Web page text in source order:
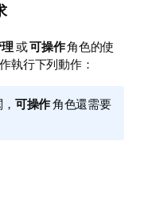
或可操作角色的使
執行下列動作：
可操作角色還需要